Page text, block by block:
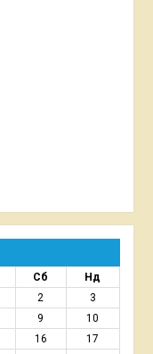
Сб
Нд
2
3
9
10
16
17